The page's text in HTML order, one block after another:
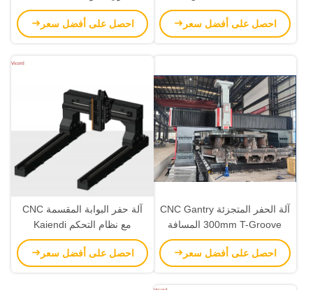
سبيندل
احصل على أفضل سعر
احصل على أفضل سعر
آلة الحفر المتجزئة CNC Gantry
300mm T-Groove المسافة
15N.M/10N.M/7.7N.S محرك
سيرفو
احصل على أفضل سعر
آلة حفر البوابة المقسمة CNC
مع نظام التحكم Kaiendi
K1000MFli
احصل على أفضل سعر